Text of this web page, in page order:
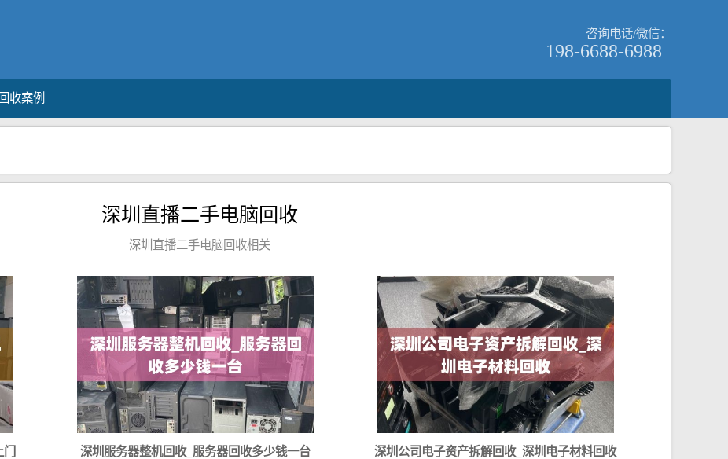
咨询电话/微信：
198-6688-6988
收案例
深圳直播二手电脑回收
深圳直播二手电脑回收相关
深圳服务器整机回收_服务器回收多少钱一台 深圳公司电子资产拆解回收_深圳电子材料回收